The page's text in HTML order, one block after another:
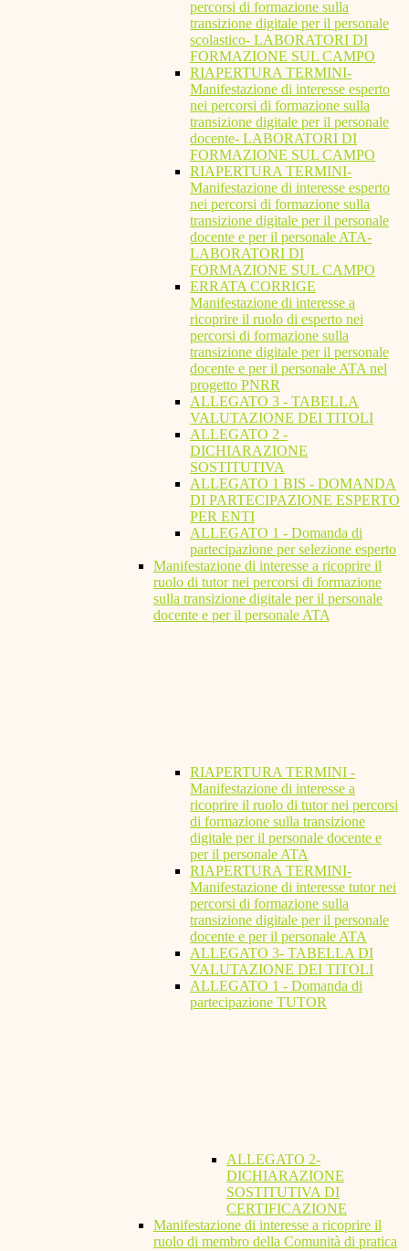
percorsi di formazione sulla
transizione digitale per il personale
scolastico- LABORATORI DI
FORMAZIONE SUL CAMPO
RIAPERTURA TERMINI-
Manifestazione di interesse esperto
nei percorsi di formazione sulla
transizione digitale per il personale
docente- LABORATORI DI
FORMAZIONE SUL CAMPO
RIAPERTURA TERMINI-
Manifestazione di interesse esperto
nei percorsi di formazione sulla
transizione digitale per il personale
docente e per il personale ATA-
LABORATORI DI
FORMAZIONE SUL CAMPO
ERRATA CORRIGE
Manifestazione di interesse a
ricoprire il ruolo di esperto nei
percorsi di formazione sulla
transizione digitale per il personale
docente e per il personale ATA nel
progetto PNRR
ALLEGATO 3 - TABELLA
VALUTAZIONE DEI TITOLI
ALLEGATO 2 -
DICHIARAZIONE
SOSTITUTIVA
ALLEGATO 1 BIS - DOMANDA
DI PARTECIPAZIONE ESPERTO
PER ENTI
ALLEGATO 1 - Domanda di
partecipazione per selezione esperto
Manifestazione di interesse a ricoprire il
ruolo di tutor nei percorsi di formazione
sulla transizione digitale per il personale
docente e per il personale ATA
RIAPERTURA TERMINI -
Manifestazione di interesse a
ricoprire il ruolo di tutor nei percorsi
di formazione sulla transizione
digitale per il personale docente e
per il personale ATA
RIAPERTURA TERMINI-
Manifestazione di interesse tutor nei
percorsi di formazione sulla
transizione digitale per il personale
docente e per il personale ATA
ALLEGATO 3- TABELLA DI
VALUTAZIONE DEI TITOLI
ALLEGATO 1 - Domanda di
partecipazione TUTOR
ALLEGATO 2-
DICHIARAZIONE
SOSTITUTIVA DI
CERTIFICAZIONE
Manifestazione di interesse a ricoprire il
ruolo di membro della Comunità di pratica